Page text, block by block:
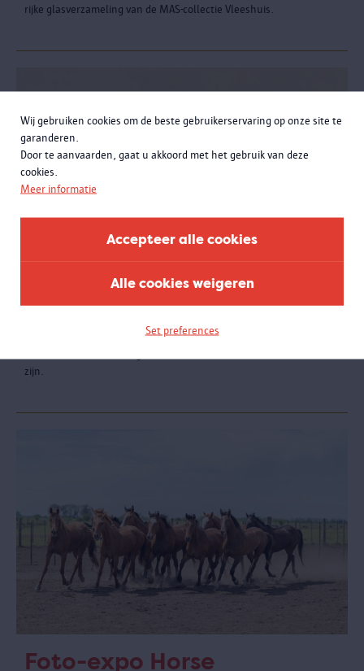
Wij gebruiken cookies om de beste gebruikerservaring op onze site te
garanderen.
Door te aanvaarden, gaat u akkoord met het gebruik van deze
cookies.
Meer informatie
Accepteer alle cookies
Alle cookies weigeren
Set preferences
rijke glasverzameling van de MAS-collectie Vleeshuis.
AFGELOPEN - De Olympische Spelen van 1920 in Antwerpen waren
zijn.
Foto-expo Horse